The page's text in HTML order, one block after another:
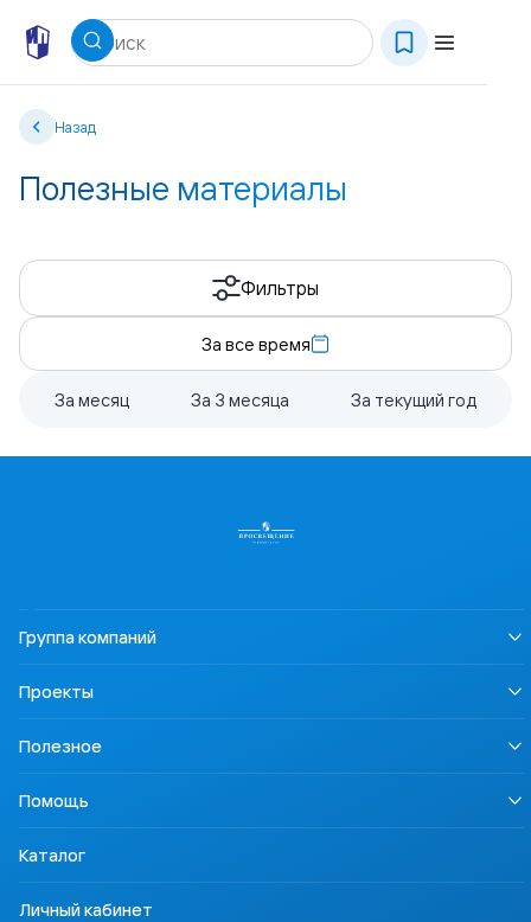
Назад
Полезные материалы
За месяц За 3 месяца За текущий год
За все время
Фильтры
Группа компаний
Устойчивое развитие
Информация для СМИ
Карьера
Правовая информация
Осторожно, контрафакт
Контакты
Проекты
Урок безопасности
Наша Победа
Профориентация
Учимся для жизни
ССТ Лингвотест
Полезное
Родителям
Ученикам
Партнёрам
Инвесторам
Помощь
Где купить
Задать вопрос
Каталог
Личный кабинет